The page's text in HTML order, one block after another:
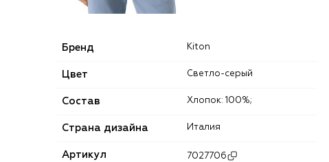
Бренд Kiton
Цвет Светло-серый
Состав Хлопок: 100%;
Страна дизайна Италия
Артикул 7027706